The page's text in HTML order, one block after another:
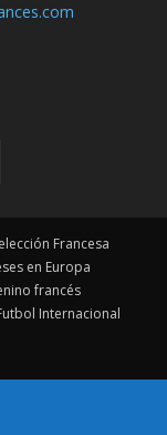
Francesa
en Europa
francés
Internacional